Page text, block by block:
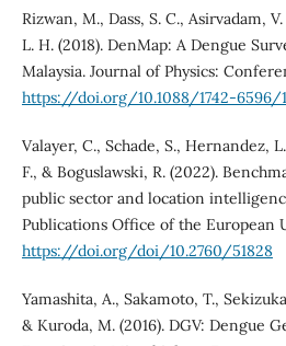
Rizwan, M., Dass, S. C., Asirvadam,
L. H. (2018). DenMap: A Dengue
Malaysia. Journal of Physics:
https://doi.org/10.1088/1742-6596/
Valayer, C., Schade, S., Hernandez,
F., & Boguslawski, R. (2022).
public sector and location
Publications Office of the European
https://doi.org/doi/10.2760/51828
Yamashita, A., Sakamoto, T.,
& Kuroda, M. (2016). DGV: Dengue